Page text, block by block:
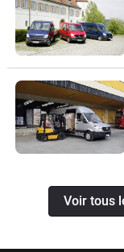
Voir tous